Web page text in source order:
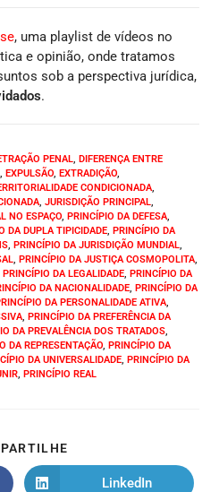
, uma playlist de vídeos no
e opinião, onde tratamos
sob a perspectiva jurídica,
.
PENAL, DIFERENÇA ENTRE
, EXPULSÃO, EXTRADIÇÃO,
CONDICIONADA,
, JURISDIÇÃO PRINCIPAL,
NO ESPAÇO, PRINCÍPIO DA DEFESA,
DA DUPLA TIPICIDADE, PRINCÍPIO DA
, PRINCÍPIO DA JURISDIÇÃO MUNDIAL,
, PRINCÍPIO DA JUSTIÇA COSMOPOLITA,
PRINCÍPIO DA LEGALIDADE, PRINCÍPIO DA
DA NACIONALIDADE, PRINCÍPIO DA
DA PERSONALIDADE ATIVA,
, PRINCÍPIO DA PREFERÊNCIA DA
DA PREVALÊNCIA DOS TRATADOS,
DA REPRESENTAÇÃO, PRINCÍPIO DA
DA UNIVERSALIDADE, PRINCÍPIO DA
, PRINCÍPIO REAL
LinkedIn